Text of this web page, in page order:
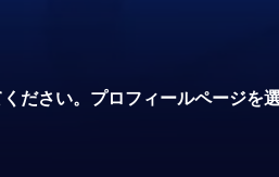
ださい。プロフィールページを